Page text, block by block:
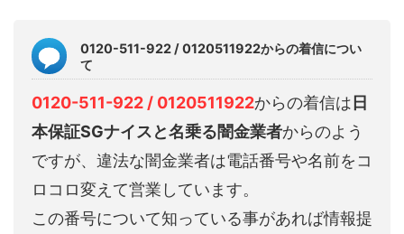
0120-511-922 / 0120511922からの着信につい
て
0120-511-922 / 0120511922からの着信は日
本保証SGナイスと名乗る闇金業者からのよう
ですが、違法な闇金業者は電話番号や名前をコ
ロコロ変えて営業しています。
この番号について知っている事があれば情報提